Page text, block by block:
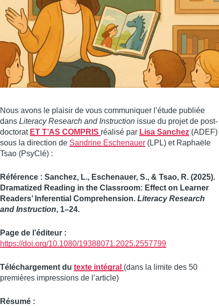
Nous avons le plaisir de vous communiquer l’étude publiée
dans Literacy Research and Instruction issue du projet de post-
doctorat ET T’AS COMPRIS réalisé par Lisa Sanchez (ADEF)
sous la direction de Sandrine Eschenauer (LPL) et Raphaële
Tsao (PsyClé) :
Référence : Sanchez, L., Eschenauer, S., & Tsao, R. (2025).
Dramatized Reading in the Classroom: Effect on Learner
Readers’ Inferential Comprehension. Literacy Research
and Instruction, 1–24.
Page de l’éditeur :
https://doi.org/10.1080/19388071.2025.2557799
Téléchargement du texte intégral (dans la limite des 50
premières impressions de l’article)
Résumé :